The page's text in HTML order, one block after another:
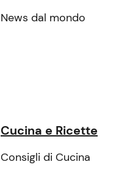
News dal mondo
Cucina e Ricette
Consigli di Cucina